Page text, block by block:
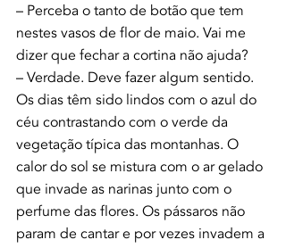
– Perceba o tanto de botão que tem
nestes vasos de flor de maio. Vai me
dizer que fechar a cortina não ajuda?
– Verdade. Deve fazer algum sentido.
Os dias têm sido lindos com o azul do
céu contrastando com o verde da
vegetação típica das montanhas. O
calor do sol se mistura com o ar gelado
que invade as narinas junto com o
perfume das flores. Os pássaros não
param de cantar e por vezes invadem a